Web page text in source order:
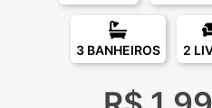
3 BANHEIROS 2